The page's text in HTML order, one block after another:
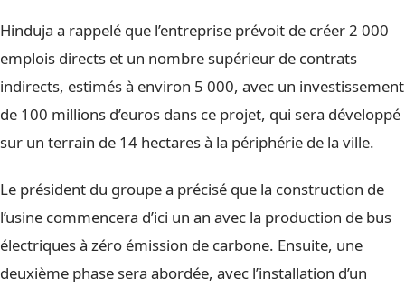
Hinduja a rappelé que l’entreprise prévoit de créer 2 000
emplois directs et un nombre supérieur de contrats
indirects, estimés à environ 5 000, avec un investissement
de 100 millions d’euros dans ce projet, qui sera développé
sur un terrain de 14 hectares à la périphérie de la ville.
Le président du groupe a précisé que la construction de
l’usine commencera d’ici un an avec la production de bus
électriques à zéro émission de carbone. Ensuite, une
deuxième phase sera abordée, avec l’installation d’un